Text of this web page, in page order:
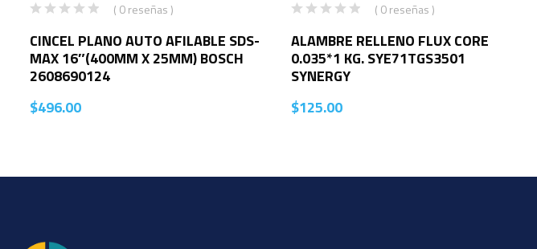
( 0 reseñas )
CINCEL PLANO AUTO AFILABLE SDS-
MAX 16″(400MM X 25MM) BOSCH
2608690124
$496.00
( 0 reseñas )
ALAMBRE RELLENO FLUX CORE
0.035*1 KG. SYE71TGS3501
SYNERGY
$125.00